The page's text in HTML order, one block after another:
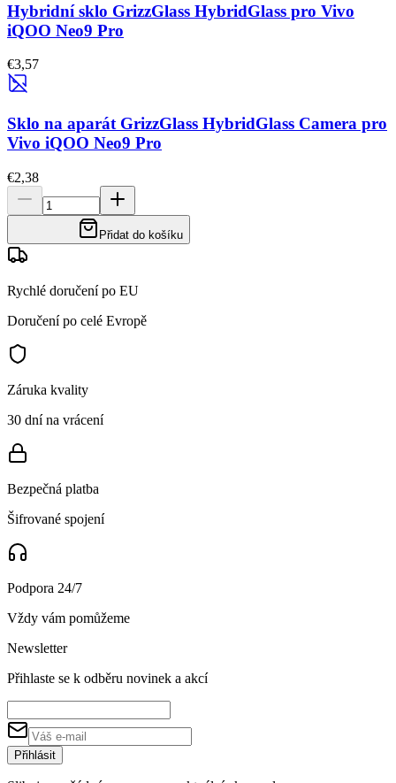
Hybridní sklo GrizzGlass HybridGlass pro Vivo
iQOO Neo9 Pro
€3,57
Sklo na aparát GrizzGlass HybridGlass Camera pro
Vivo iQOO Neo9 Pro
€2,38
Přidat do košíku
Rychlé doručení po EU
Doručení po celé Evropě
Záruka kvality
30 dní na vrácení
Bezpečná platba
Šifrované spojení
Podpora 24/7
Vždy vám pomůžeme
Newsletter
Přihlaste se k odběru novinek a akcí
Přihlásit